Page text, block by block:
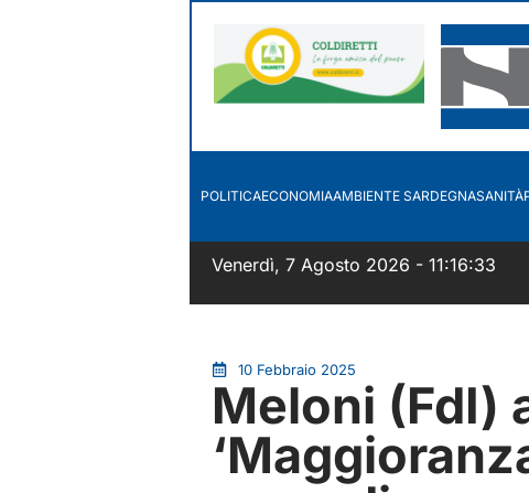
POLITICAECONOMIAAMBIENTE SARDEGNASANITÀ
Venerdì, 7 Agosto 2026 - 11:16:33
10 Febbraio 2025
Meloni (FdI)